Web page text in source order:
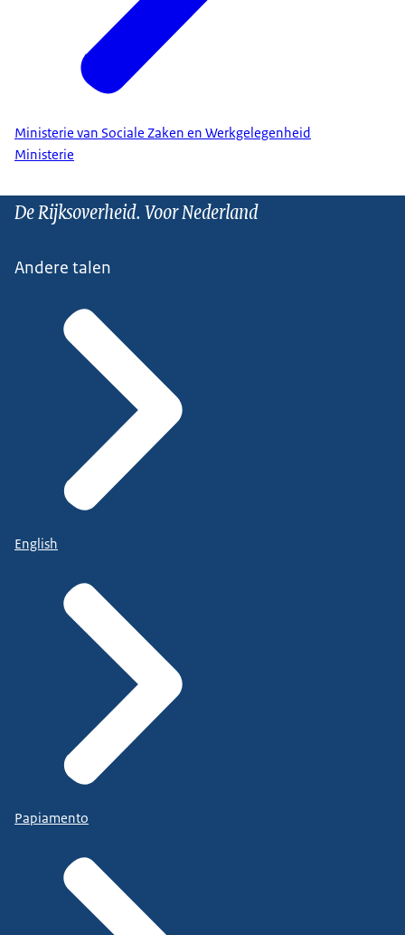
Ministerie van Sociale Zaken en Werkgelegenheid
Ministerie
De Rijksoverheid. Voor Nederland
Andere talen
English
Papiamento